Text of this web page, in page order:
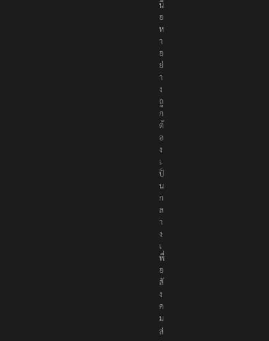
เ
นื้
อ
ห
า
อ
ย่
า
ง
ถู
ก
ต้
อ
ง
เ
ป็
น
ก
ล
า
ง
เ
พื่
อ
สั
ง
ค
ม